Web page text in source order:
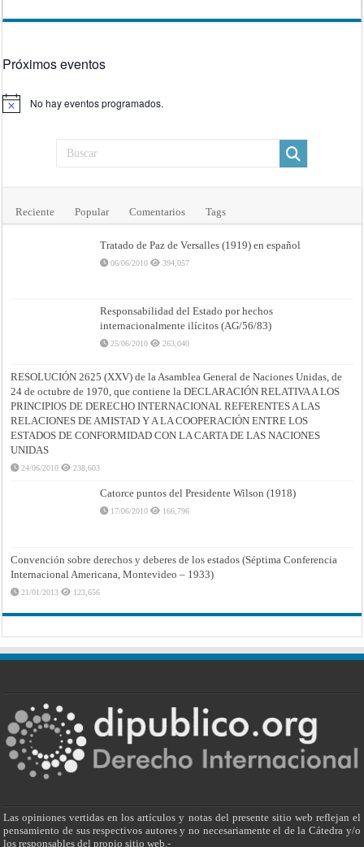
Próximos eventos
Aviso No hay eventos programados.
Reciente Popular Comentarios Tags
Tratado de Paz de Versalles (1919) en español
06/06/2010 394,057
Responsabilidad del Estado por hechos
internacionalmente ilícitos (AG/56/83)
25/06/2010 263,040
RESOLUCIÓN 2625 (XXV) de la Asamblea General de Naciones Unidas, de
24 de octubre de 1970, que contiene la DECLARACIÓN RELATIVA A LOS
PRINCIPIOS DE DERECHO INTERNACIONAL REFERENTES A LAS
RELACIONES DE AMISTAD Y A LA COOPERACIÓN ENTRE LOS
ESTADOS DE CONFORMIDAD CON LA CARTA DE LAS NACIONES
UNIDAS
24/06/2010 238,603
Catorce puntos del Presidente Wilson (1918)
17/06/2010 166,796
Convención sobre derechos y deberes de los estados (Séptima Conferencia
Internacional Americana, Montevideo – 1933)
21/01/2013 123,656
Las opiniones vertidas en los artículos y notas del presente sitio web reflejan el
pensamiento de sus respectivos autores y no necesariamente el de la Cátedra y/o
los responsables del propio sitio web.-